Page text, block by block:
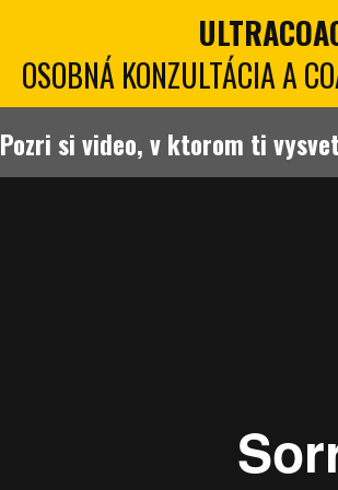
OSOBNÁ KONZULTÁCIA A
Pozri si video, v ktorom ti